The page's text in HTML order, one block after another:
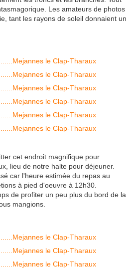
Les amateurs de photos
tant les rayons de soleil donnaient un
cet endroit magnifique pour
lieu de notre halte pour déjeuner.
car l'heure estimée du repas au
à pied d'oeuvre à 12h30.
de profiter un peu plus du bord de la
mangions.